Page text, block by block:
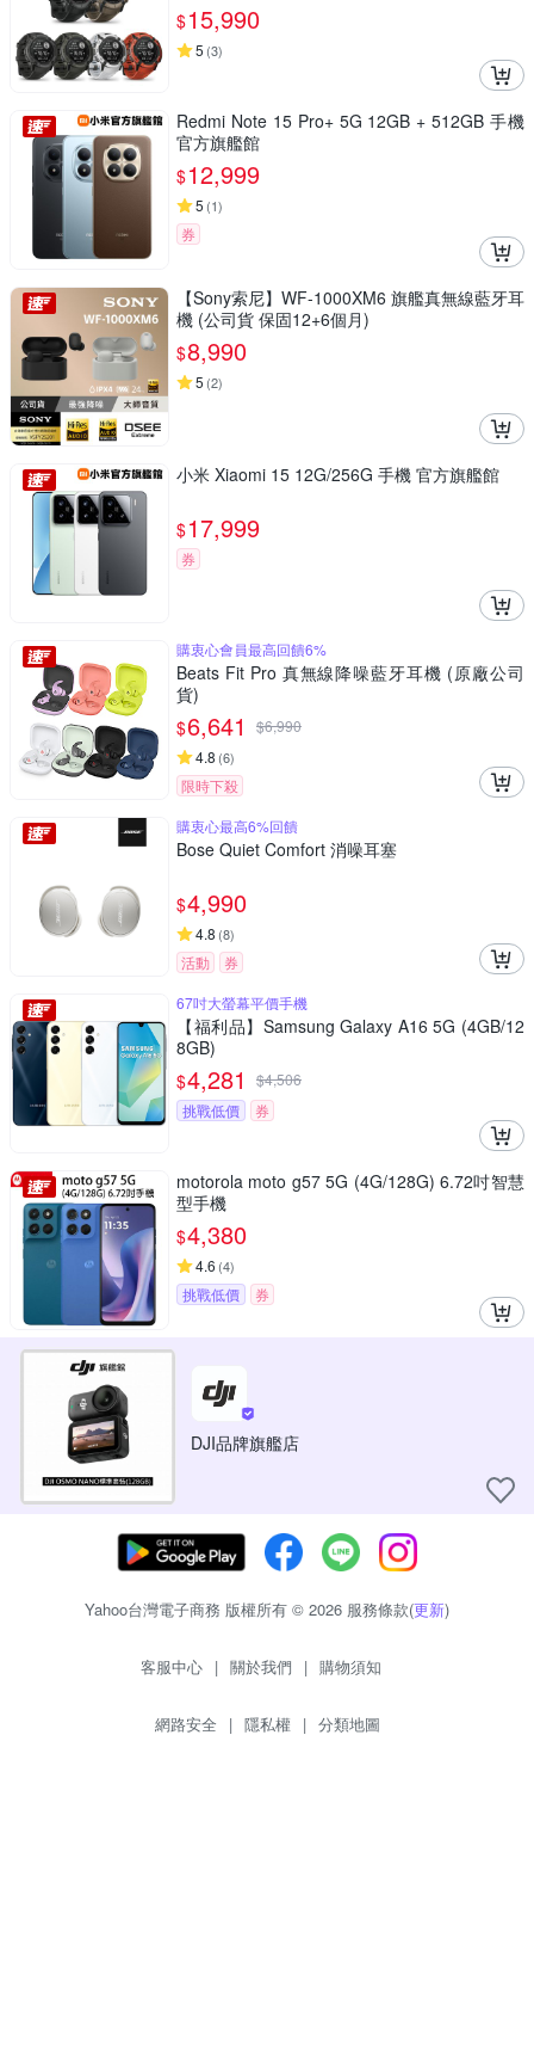
$15,990
5 (3)
Redmi Note 15 Pro+ 5G 12GB + 512GB 手機
官方旗艦館
$12,999
5 (1)
券
【Sony索尼】WF-1000XM6 旗艦真無線藍牙耳
機 (公司貨 保固12+6個月)
$8,990
5 (2)
小米 Xiaomi 15 12G/256G 手機 官方旗艦館
$17,999
券
購衷心會員最高回饋6%
Beats Fit Pro 真無線降噪藍牙耳機 (原廠公司
貨)
$6,641 $6,990
4.8 (6)
限時下殺
購衷心最高6%回饋
Bose Quiet Comfort 消噪耳塞
$4,990
4.8 (8)
活動
券
67吋大螢幕平價手機
【福利品】Samsung Galaxy A16 5G (4GB/12
8GB)
$4,281 $4,506
挑戰低價
券
motorola moto g57 5G (4G/128G) 6.72吋智慧
型手機
$4,380
4.6 (4)
挑戰低價 券
DJI品牌旗艦店
Yahoo台灣電子商務 版權所有 © 2026 服務條款(更新)
客服中心 | 關於我們 | 購物須知
網路安全 | 隱私權 | 分類地圖